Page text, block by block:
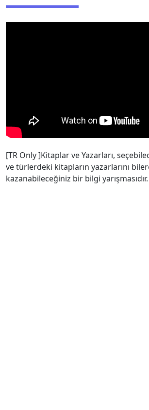
[TR Only ]Kitaplar ve Yazarları,
ve türlerdeki kitapların yazarlarını
kazanabileceğiniz bir bilgi yarışmasıdır.